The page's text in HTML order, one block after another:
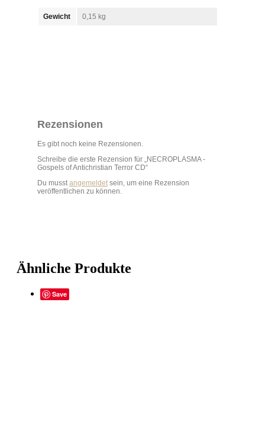
Gewicht 0,15 kg
Rezensionen
Es gibt noch keine Rezensionen.
Schreibe die erste Rezension für „NECROPLASMA ‎-
Gospels of Antichristian Terror CD“
Du musstangemeldetsein, um eine Rezension
veröffentlichen zu können.
Ähnliche Produkte
Save